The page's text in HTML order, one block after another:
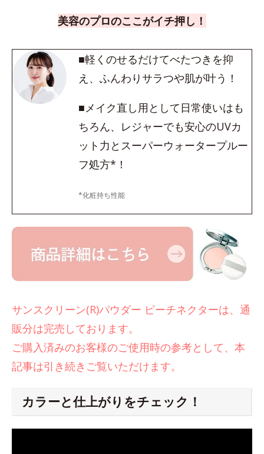
美容のプロのここがイチ押し！
■軽くのせるだけてべたつきを抑
え、ふんわりサラつや肌が叶う！
■メイク直し用として日常使いはも
ちろん、レジャーでも安心のUVカ
ット力とスーパーウォータープルー
フ処方*！
*化粧持ち性能
サンスクリーン(R)パウダー ピーチネクターは、通
販分は完売しております。
ご購入済みのお客様のご使用時の参考として、本
記事は引き続きご覧いただけます。
カラーと仕上がりをチェック！